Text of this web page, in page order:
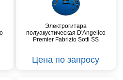
Электрогитара
полуакустическая D'Angelico
Premier Fabrizio Sotti SS
Цена по запросу